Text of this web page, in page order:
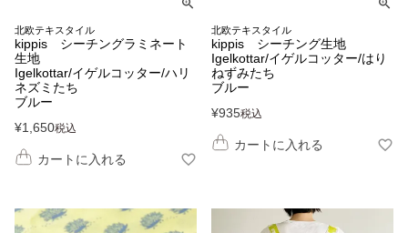
北欧テキスタイル
kippis シーチングラミネート
生地
Igelkottar/イゲルコッター/ハリ
ネズミたち
ブルー
¥1,650税込
カートに入れる
北欧テキスタイル
kippis シーチング生地
Igelkottar/イゲルコッター/はり
ねずみたち
ブルー
¥935税込
カートに入れる